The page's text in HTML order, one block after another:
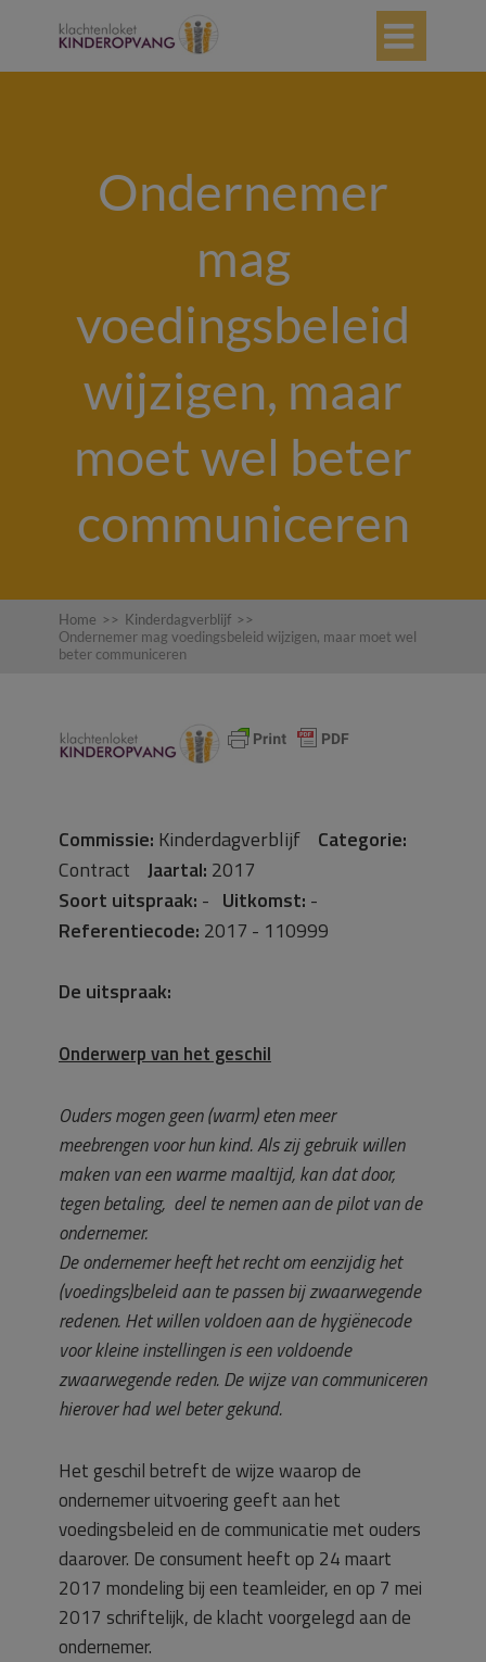

Ondernemer
mag
voedingsbeleid
wijzigen, maar
moet wel beter
communiceren
Home >> Kinderdagverblijf >>
Ondernemer mag voedingsbeleid wijzigen, maar moet wel
beter communiceren
Commissie: Kinderdagverblijf Categorie:
Contract Jaartal: 2017
Soort uitspraak: - Uitkomst: -
Referentiecode: 2017 - 110999
De uitspraak:
Onderwerp van het geschil
Ouders mogen geen (warm) eten meer
meebrengen voor hun kind. Als zij gebruik willen
maken van een warme maaltijd, kan dat door,
tegen betaling, deel te nemen aan de pilot van de
ondernemer.
De ondernemer heeft het recht om eenzijdig het
(voedings)beleid aan te passen bij zwaarwegende
redenen. Het willen voldoen aan de hygiënecode
voor kleine instellingen is een voldoende
zwaarwegende reden. De wijze van communiceren
hierover had wel beter gekund.
Het geschil betreft de wijze waarop de
ondernemer uitvoering geeft aan het
voedingsbeleid en de communicatie met ouders
daarover. De consument heeft op 24 maart
2017 mondeling bij een teamleider, en op 7 mei
2017 schriftelijk, de klacht voorgelegd aan de
ondernemer.